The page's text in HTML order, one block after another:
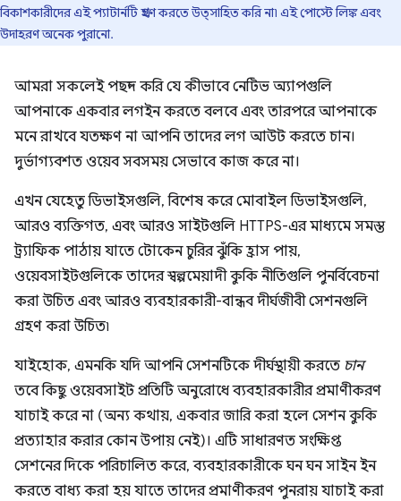
বিকাশকারীদের এই প্যাটার্নটি গ্রহণ করতে উত্সাহিত করি না৷ এই পোস্টে লিঙ্ক এবং
উদাহরণ অনেক পুরানো.
আমরা সকলেই পছন্দ করি যে কীভাবে নেটিভ অ্যাপগুলি
আপনাকে একবার লগইন করতে বলবে এবং তারপরে আপনাকে
মনে রাখবে যতক্ষণ না আপনি তাদের লগ আউট করতে চান।
দুর্ভাগ্যবশত ওয়েব সবসময় সেভাবে কাজ করে না।
এখন যেহেতু ডিভাইসগুলি, বিশেষ করে মোবাইল ডিভাইসগুলি,
আরও ব্যক্তিগত, এবং আরও সাইটগুলি HTTPS-এর মাধ্যমে সমস্ত
ট্র্যাফিক পাঠায় যাতে টোকেন চুরির ঝুঁকি হ্রাস পায়,
ওয়েবসাইটগুলিকে তাদের স্বল্পমেয়াদী কুকি নীতিগুলি পুনর্বিবেচনা
করা উচিত এবং আরও ব্যবহারকারী-বান্ধব দীর্ঘজীবী সেশনগুলি
গ্রহণ করা উচিত৷
যাইহোক, এমনকি যদি আপনি সেশনটিকে দীর্ঘস্থায়ী করতে চান
তবে কিছু ওয়েবসাইট প্রতিটি অনুরোধে ব্যবহারকারীর প্রমাণীকরণ
যাচাই করে না (অন্য কথায়, একবার জারি করা হলে সেশন কুকি
প্রত্যাহার করার কোন উপায় নেই)। এটি সাধারণত সংক্ষিপ্ত
সেশনের দিকে পরিচালিত করে, ব্যবহারকারীকে ঘন ঘন সাইন ইন
করতে বাধ্য করা হয় যাতে তাদের প্রমাণীকরণ পুনরায় যাচাই করা